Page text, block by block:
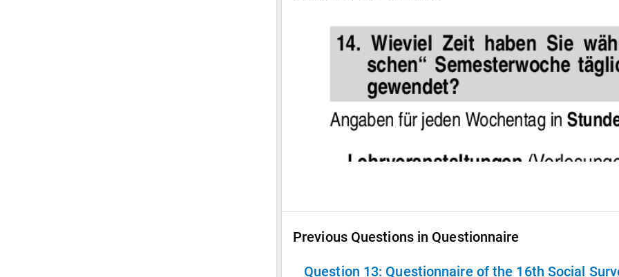
Previous Questions in Questionnaire
Question 13: Questionnaire of the 16th Social